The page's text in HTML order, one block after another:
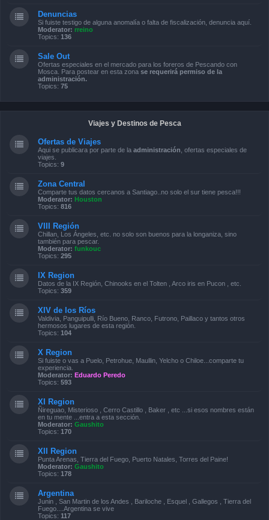
Denuncias
Si fuiste testigo de alguna anomalía o falta de fiscalización, denuncia aquí.
Moderator: rreino
Topics: 136
Sale Out
Ofertas especiales en el mercado para los foreros de Pescando con
Mosca. Para postear en esta zona se requerirá permiso de la
administración.
Topics: 75
Viajes y Destinos de Pesca
Ofertas de Viajes
Aqui se publicara por parte de la administración , ofertas especiales de
viajes.
Topics: 9
Zona Central
Comparte tus datos cercanos a Santiago..no solo el sur tiene pesca!!!
Moderator: Houston
Topics: 816
VIII Región
Chillan, Los Ángeles, etc. no solo son buenos para la longaniza, sino
también para pescar.
Moderator: funkouc
Topics: 295
IX Region
Datos de la IX Región, Chinooks en el Tolten , Arco iris en Pucon , etc.
Topics: 359
XIV de los Ríos
Valdivia, Panguipulli, Río Bueno, Ranco, Futrono, Paillaco y tantos otros
hermosos lugares de esta región.
Topics: 104
X Region
Si fuiste o vas a Puelo, Petrohue, Maullin, Yelcho o Chiloe...comparte tu
experiencia.
Moderator: Eduardo Peredo
Topics: 593
XI Region
Ñireguao, Misterioso , Cerro Castillo , Baker , etc ...si esos nombres están
en tu mente ...entra a esta sección.
Moderator: Gaushito
Topics: 170
XII Region
Punta Arenas, Tierra del Fuego, Puerto Natales, Torres del Paine!
Moderator: Gaushito
Topics: 178
Argentina
Junin , San Martin de los Andes , Bariloche , Esquel , Gallegos , Tierra del
Fuego....Argentina se vive
Topics: 117